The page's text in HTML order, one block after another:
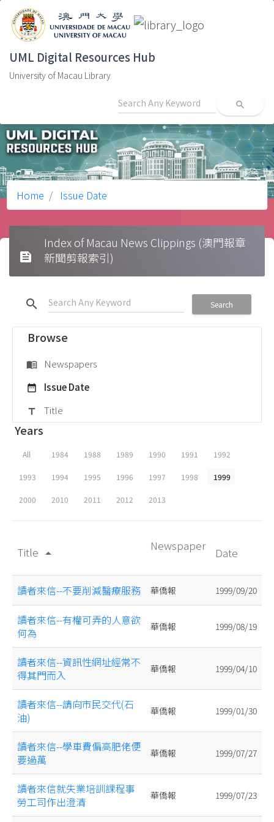
UML Digital Resources Hub
University of Macau Library
search
Home Issue Date
feed
Index of Macau News Clippings (澳門報章
新聞剪報索引)
search Search
Browse
menu_book Newspapers
date_range Issue Date
title Title
Years
All 1984 1988 1989 1990 1991 1992
1993 1994 1995 1996 1997 1998 1999
2000 2010 2011 2012 2013
Title arrow_drop_up
Newspaper Date
讀者來信--不要削減醫療服務 華僑報 1999/09/20
讀者來信--有權可弄的人意欲
何為
華僑報 1999/08/19
讀者來信--資訊性網址經常不
得其門而入
華僑報 1999/04/10
讀者來信--請向市民交代(石
油)
華僑報 1999/01/30
讀者來信--學車費偏高肥佬便
要過萬
華僑報 1999/07/27
讀者來信就失業培訓課程事
勞工司作出澄清
華僑報 1999/07/23